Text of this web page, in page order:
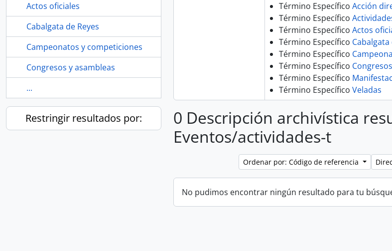
Actos oficiales
Cabalgata de Reyes
Campeonatos y competiciones
Congresos y asambleas
...
Restringir resultados por:
Término Específico Acción
Término Específico
Término Específico Actos
Término Específico Cabalgata
Término Específico
Término Específico
Término Específico
Término Específico Veladas
0 Descripción archivística
Eventos/actividades-t
Ordenar por: Código de referencia
No pudimos encontrar ningún resultado para tu